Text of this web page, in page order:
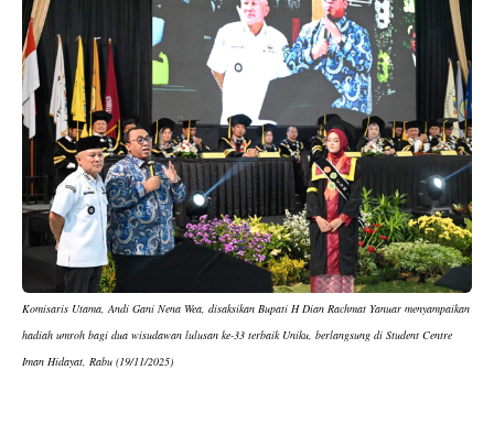
Komisaris Utama, Andi Gani Nena Wea, disaksikan Bupati H Dian Rachmat Yanuar menyampaikan
hadiah umroh bagi dua wisudawan lulusan ke-33 terbaik Uniku, berlangsung di Student Centre
Iman Hidayat, Rabu (19/11/2025)